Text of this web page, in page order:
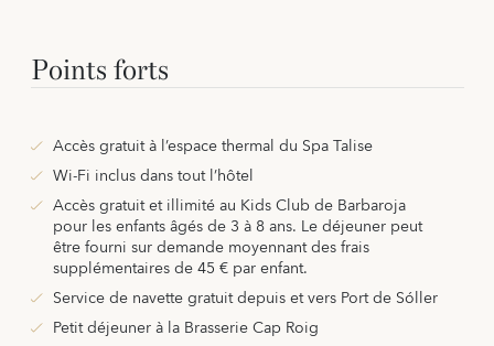
Points forts
Accès gratuit à l’espace thermal du Spa Talise
Wi-Fi inclus dans tout l’hôtel
Accès gratuit et illimité au Kids Club de Barbaroja
pour les enfants âgés de 3 à 8 ans. Le déjeuner peut
être fourni sur demande moyennant des frais
supplémentaires de 45 € par enfant.
Service de navette gratuit depuis et vers Port de Sóller
Petit déjeuner à la Brasserie Cap Roig